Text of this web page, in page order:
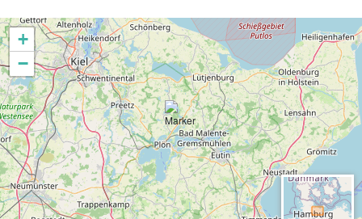
In der Vor- und Nachsaison ist in der Woche (Montags -
Freitags) nur Selbstversorgung möglich.
+
−